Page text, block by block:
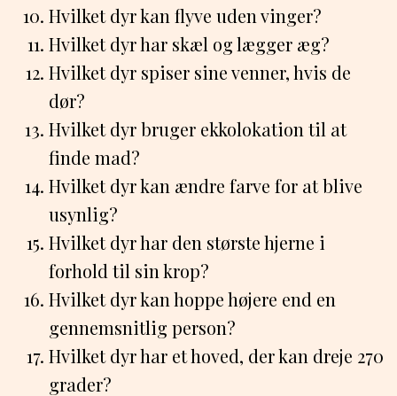
Hvilket dyr kan flyve uden vinger?
Hvilket dyr har skæl og lægger æg?
Hvilket dyr spiser sine venner, hvis de
dør?
Hvilket dyr bruger ekkolokation til at
finde mad?
Hvilket dyr kan ændre farve for at blive
usynlig?
Hvilket dyr har den største hjerne i
forhold til sin krop?
Hvilket dyr kan hoppe højere end en
gennemsnitlig person?
Hvilket dyr har et hoved, der kan dreje 270
grader?